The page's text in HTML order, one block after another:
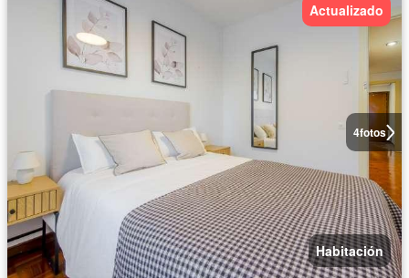
4fotos
Actualizado
Habitación